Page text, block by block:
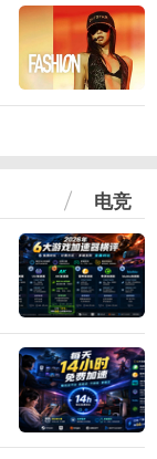
电竞